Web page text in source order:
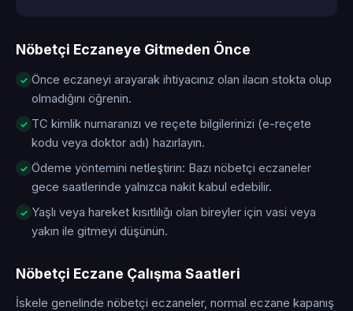
Nöbetçi Eczaneye Gitmeden Önce
Önce eczaneyi arayarak ihtiyacınız olan ilacın stokta olup
olmadığını öğrenin.
TC kimlik numaranızı ve reçete bilgilerinizi (e-reçete
kodu veya doktor adı) hazırlayın.
Ödeme yöntemini netleştirin: Bazı nöbetçi eczaneler
gece saatlerinde yalnızca nakit kabul edebilir.
Yaşlı veya hareket kısıtlılığı olan bireyler için vasi veya
yakın ile gitmeyi düşünün.
Nöbetçi Eczane Çalışma Saatleri
İskele genelinde nöbetçi eczaneler, normal eczane kapanış